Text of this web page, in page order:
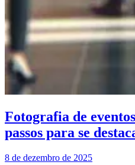
Fotografia de
passos para se
8 de dezembro de 2025